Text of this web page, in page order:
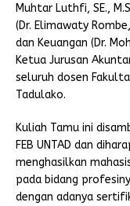
Muhtar Luthfi, SE.,
(Dr. Elimawaty
dan Keuangan (Dr.
Ketua Jurusan
seluruh dosen
Tadulako.
Kuliah Tamu ini
FEB UNTAD dan
menghasilkan
pada bidang
dengan adanya